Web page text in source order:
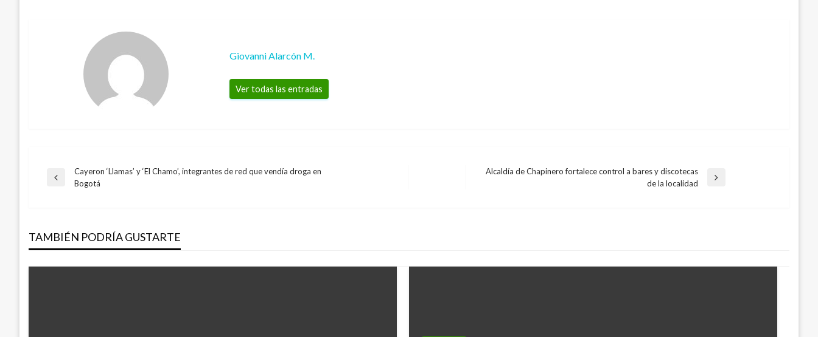
Giovanni Alarcón M.
Ver todas las entradas
Navegación
entradas
Entrada
Cayeron ‘Llamas’ y ‘El Chamo’, integrantes de red que vendía droga en
Bogotá
Alcaldía de Chapinero fortalece control a bares y discotecas
de la localidad
TAMBIÉN PODRÍA GUSTARTE